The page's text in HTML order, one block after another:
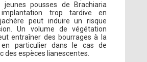
jeunes pousses de Brachiaria
trop tardive en
peut induire un risque
Un volume de végétation
entraîner des bourrages à la
en particulier dans le cas de
des espèces lianescentes.